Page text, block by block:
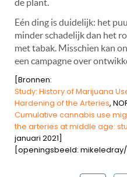
Eén ding is duidelijk: het
minder schadelijk dan het
met tabak. Misschien kan
een campagne over
[Bronnen:
Study: History of Marijuana
Hardening of the Arteries,
Cumulative cannabis use
the arteries at middle age:
januari 2021]
[openingsbeeld: